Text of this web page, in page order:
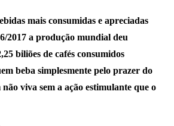
mais consumidas e apreciadas
2017 a produção mundial deu
biliões de cafés consumidos
beba simplesmente pelo prazer do
viva sem a ação estimulante que o